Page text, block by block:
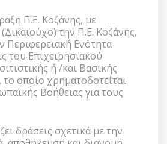
Π.Ε. Κοζάνης, με
την Π.Ε. Κοζάνης,
Περιφερειακή Ενότητα
του Επιχειρησιακού
ή /και Βασικής
οποίο χρηματοδοτείται
Βοήθειας για τους
δράσεις σχετικά με την